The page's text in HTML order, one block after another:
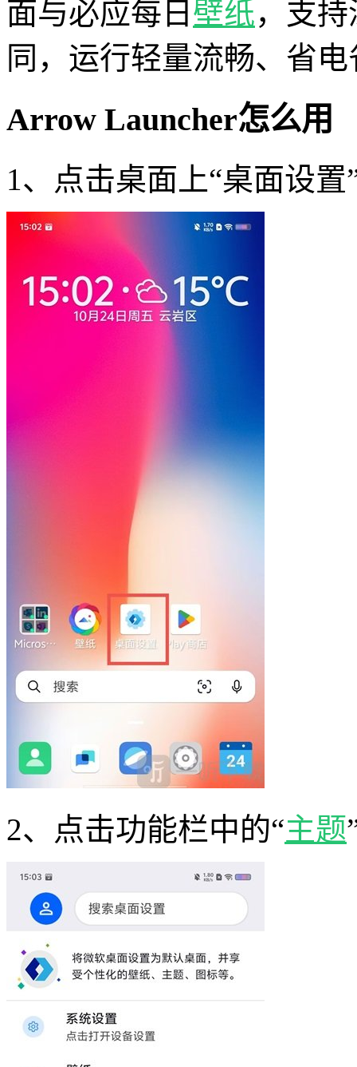
面与必应每日 壁纸，支
同，运行轻量流畅、省电
Arrow Launcher怎么用
1、点击桌面上“桌面设置
2、点击功能栏中的“主题